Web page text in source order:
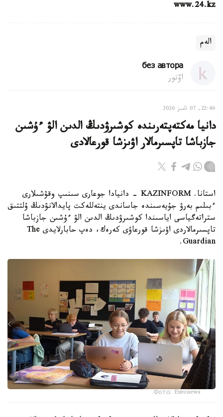
www.24.kz
الەم
без автора
اۆتور
22:46, 07 تامىز 2026
دانيا مەكتەپتەرىندە كوشىرۋدىڭ الدىن الۋ ءۇشىن
جازباشا تاپسىرمالار اۋىزشا قورعالادى
استانا. KAZINFORM - دانيادا جوعارى سىنىپ وقۋشىلارى
ءبىلىم بەرۋ جۇيەسىندە جاساندى ينتەللەكت پايدالانۋدىڭ ۇلتتىق
ستراتەگياسى اياسىندا كوشىرۋدىڭ الدىن الۋ ءۇشىن جازباشا
تاپسىرمالاردى اۋىزشا قورعاۋى كەرەك، دەپ حابارلايدى The
Guardian.
Фото: Euronews